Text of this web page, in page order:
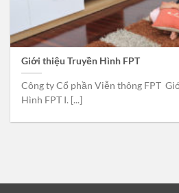
Giới thiệu Truyền Hình FPT
Công ty Cổ phần Viễn thông FPT
Hình FPT I. [...]